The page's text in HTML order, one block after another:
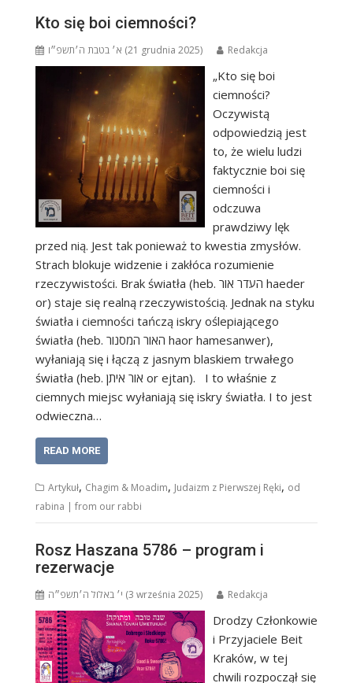
Kto się boi ciemności?
א׳ בטבת ה׳תשפ״ו (21 grudnia 2025) Redakcja
„Kto się boi
ciemności?
Oczywistą
odpowiedzią jest
to, że wielu ludzi
faktycznie boi się
ciemności i
odczuwa
prawdziwy lęk
przed nią. Jest tak ponieważ to kwestia zmysłów.
Strach blokuje widzenie i zakłóca rozumienie
rzeczywistości. Brak światła (heb. העדר אור haeder
or) staje się realną rzeczywistością. Jednak na styku
światła i ciemności tańczą iskry oślepiającego
światła (heb. האור המסנור haor hamesanwer),
wyłaniają się i łączą z jasnym blaskiem trwałego
światła (heb. אור איתן or ejtan). I to właśnie z
ciemnych miejsc wyłaniają się iskry światła. I to jest
odwieczna…
READ MORE
Artykuł, Chagim & Moadim, Judaizm z Pierwszej Ręki, od
rabina | from our rabbi
Rosz Haszana 5786 – program i
rezerwacje
י׳ באלול ה׳תשפ״ה (3 września 2025) Redakcja
Drodzy Członkowie
i Przyjaciele Beit
Kraków, w tej
chwili rozpoczął się